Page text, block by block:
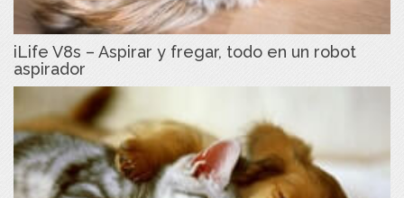
iLife V8s – Aspirar y fregar, todo en un robot
aspirador